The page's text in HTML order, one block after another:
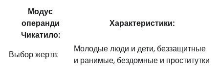
Модус
операнди
Чикатило:
Характеристики:
Выбор жертв:
Молодые люди и дети, беззащитные
и ранимые, бездомные и проститутки